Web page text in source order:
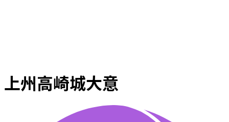
上州高崎城大意